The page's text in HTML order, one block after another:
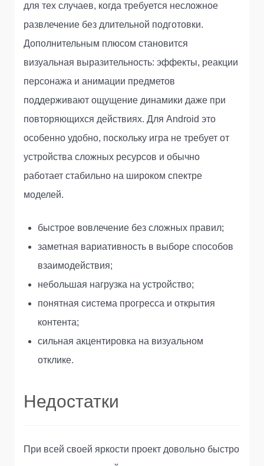
для тех случаев, когда требуется несложное
развлечение без длительной подготовки.
Дополнительным плюсом становится
визуальная выразительность: эффекты, реакции
персонажа и анимации предметов
поддерживают ощущение динамики даже при
повторяющихся действиях. Для Android это
особенно удобно, поскольку игра не требует от
устройства сложных ресурсов и обычно
работает стабильно на широком спектре
моделей.
быстрое вовлечение без сложных правил;
заметная вариативность в выборе способов
взаимодействия;
небольшая нагрузка на устройство;
понятная система прогресса и открытия
контента;
сильная акцентировка на визуальном
отклике.
Недостатки
При всей своей яркости проект довольно быстро